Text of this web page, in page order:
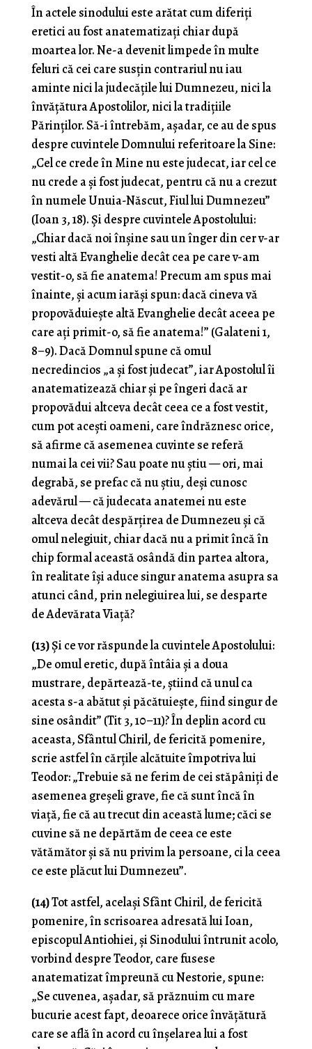
În actele sinodului este arătat cum diferiți
eretici au fost anatematizați chiar după
moartea lor. Ne-a devenit limpede în multe
feluri că cei care susțin contrariul nu iau
aminte nici la judecățile lui Dumnezeu, nici la
învățătura Apostolilor, nici la tradițiile
Părinților. Să-i întrebăm, așadar, ce au de spus
despre cuvintele Domnului referitoare la Sine:
„Cel ce crede în Mine nu este judecat, iar cel ce
nu crede a și fost judecat, pentru că nu a crezut
în numele Unuia-Născut, Fiul lui Dumnezeu”
(Ioan 3, 18). Și despre cuvintele Apostolului:
„Chiar dacă noi înșine sau un înger din cer v-ar
vesti altă Evanghelie decât cea pe care v-am
vestit-o, să fie anatema! Precum am spus mai
înainte, și acum iarăși spun: dacă cineva vă
propovăduiește altă Evanghelie decât aceea pe
care ați primit-o, să fie anatema!” (Galateni 1,
8–9). Dacă Domnul spune că omul
necredincios „a și fost judecat”, iar Apostolul îi
anatematizează chiar și pe îngeri dacă ar
propovădui altceva decât ceea ce a fost vestit,
cum pot acești oameni, care îndrăznesc orice,
să afirme că asemenea cuvinte se referă
numai la cei vii? Sau poate nu știu — ori, mai
degrabă, se prefac că nu știu, deși cunosc
adevărul — că judecata anatemei nu este
altceva decât despărțirea de Dumnezeu și că
omul nelegiuit, chiar dacă nu a primit încă în
chip formal această osândă din partea altora,
în realitate își aduce singur anatema asupra sa
atunci când, prin nelegiuirea lui, se desparte
de Adevărata Viață?
(13)Și ce vor răspunde la cuvintele Apostolului:
„De omul eretic, după întâia și a doua
mustrare, depărtează-te, știind că unul ca
acesta s-a abătut și păcătuiește, fiind singur de
sine osândit” (Tit 3, 10–11)? În deplin acord cu
aceasta, Sfântul Chiril, de fericită pomenire,
scrie astfel în cărțile alcătuite împotriva lui
Teodor: „Trebuie să ne ferim de cei stăpâniți de
asemenea greșeli grave, fie că sunt încă în
viață, fie că au trecut din această lume; căci se
cuvine să ne depărtăm de ceea ce este
vătămător și să nu privim la persoane, ci la ceea
ce este plăcut lui Dumnezeu”.
(14)Tot astfel, același Sfânt Chiril, de fericită
pomenire, în scrisoarea adresată lui Ioan,
episcopul Antiohiei, și Sinodului întrunit acolo,
vorbind despre Teodor, care fusese
anatematizat împreună cu Nestorie, spune:
„Se cuvenea, așadar, să prăznuim cu mare
bucurie acest fapt, deoarece orice învățătură
care se află în acord cu înșelarea lui a fost